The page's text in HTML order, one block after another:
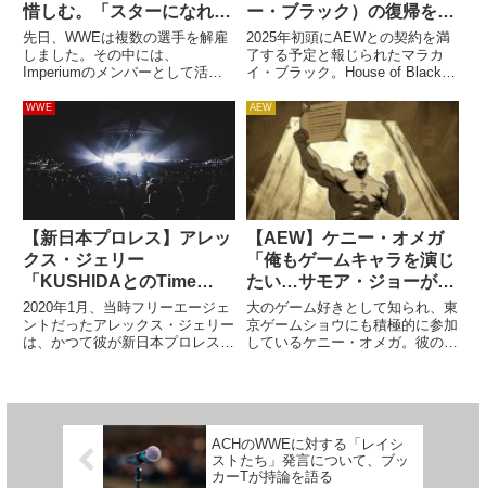
惜しむ。「スターになれた
かも」
先日、WWEは複数の選手を解雇
しました。その中には、
Imperiumのメンバーとして活躍
れていました。2024年はシング
ルプレイヤーとしてチャンスを与
えられそうな気配があったものの
伸び悩み、契約を失いました。
W...
ー・ブラック）の復帰を望
んでいると報じられる
2025年初頭にAEWとの契約を満
了する予定と報じられたマラカ
イ・ブラック。House of Blackの
が、以前から「ブッキングに不満
を持っている」という話があり、
2022年には実際にAEWに対して
リリースを要...
WWE
【新日本プロレス】アレッ
クス・ジェリー
「KUSHIDAとのTime
Splitters復活は、コロナが
なければWWEでもっと続
いたはず」
2020年1月、当時フリーエージェ
ントだったアレックス・ジェリー
は、かつて彼が新日本プロレスへ
クリス・セイビ...
AEW
【AEW】ケニー・オメガ
「俺もゲームキャラを演じ
たい…サモア・ジョーが
『龍が如く8外伝』に出て
て羨ましかった」
大のゲーム好きとして知られ、東
京ゲームショウにも積極的に参加
しているケニー・オメガ。彼のゲ
そんな彼にとって、ゲームやド
ラ...
ACHのWWEに対する「レイシ
ストたち」発言について、ブッ
カーTが持論を語る